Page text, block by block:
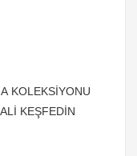
KOLEKSİYONU
KEŞFEDİN